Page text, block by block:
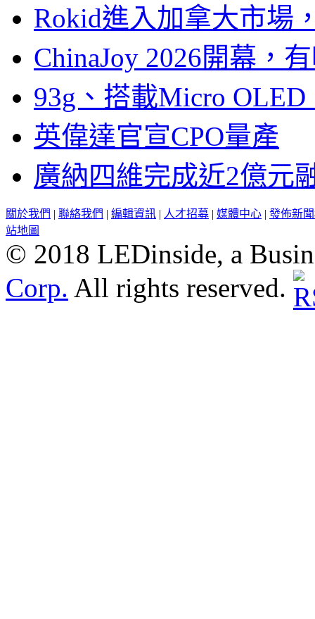
Rokid進入加拿大市場
ChinaJoy 2026開幕，
93g、搭載Micro
英偉達官宣CPO量產
廣納四維完成近2億元
關於我們 | 聯絡我們 | 編輯資訊 | 人才招募 | 媒體中心 | 發佈新
站地圖
© 2018 LEDinside, a
Corp. All rights reserved.